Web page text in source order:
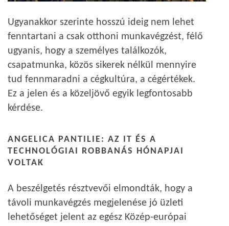
Ugyanakkor szerinte hosszú ideig nem lehet
fenntartani a csak otthoni munkavégzést, félő
ugyanis, hogy a személyes találkozók,
csapatmunka, közös sikerek nélkül mennyire
tud fennmaradni a cégkultúra, a cégértékek.
Ez a jelen és a közeljövő egyik legfontosabb
kérdése.
ANGELICA PANTILIE: AZ IT ÉS A
TECHNOLÓGIAI ROBBANÁS HÓNAPJAI
VOLTAK
A beszélgetés résztvevői elmondták, hogy a
távoli munkavégzés megjelenése jó üzleti
lehetőséget jelent az egész Közép-európai